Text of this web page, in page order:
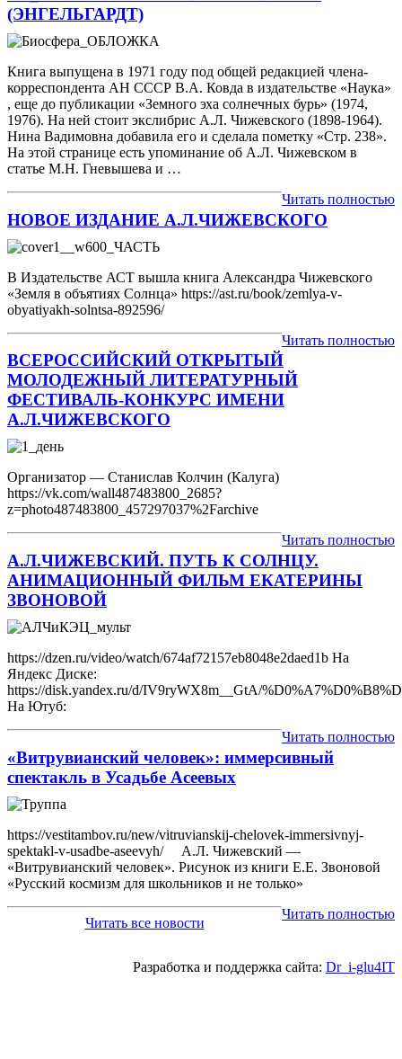
(ЭНГЕЛЬГАРДТ)
Книга выпущена в 1971 году под общей редакцией члена-
корреспондента АН СССР В.А. Ковда в издательстве «Наука»
, еще до публикации «Земного эха солнечных бурь» (1974,
1976). На ней стоит экслибрис А.Л. Чижевского (1898-1964).
Нина Вадимовна добавила его и сделала пометку «Стр. 238».
На этой странице есть упоминание об А.Л. Чижевском в
статье М.Н. Гневышева и …
Читать полностью
НОВОЕ ИЗДАНИЕ А.Л.ЧИЖЕВСКОГО
В Издательстве АСТ вышла книга Александра Чижевского
«Земля в объятиях Солнца» https://ast.ru/book/zemlya-v-
obyatiyakh-solntsa-892596/
Читать полностью
ВСЕРОССИЙСКИЙ ОТКРЫТЫЙ
МОЛОДЕЖНЫЙ ЛИТЕРАТУРНЫЙ
ФЕСТИВАЛЬ-КОНКУРС ИМЕНИ
А.Л.ЧИЖЕВСКОГО
Организатор — Станислав Колчин (Калуга)
https://vk.com/wall487483800_2685?
z=photo487483800_457297037%2Farchive
Читать полностью
А.Л.ЧИЖЕВСКИЙ. ПУТЬ К СОЛНЦУ.
АНИМАЦИОННЫЙ ФИЛЬМ ЕКАТЕРИНЫ
ЗВОНОВОЙ
https://dzen.ru/video/watch/674af72157eb8048e2daed1b На
Яндекс Диске:
https://disk.yandex.ru/d/IV9ryWX8m__GtA/
На Ютуб:
Читать полностью
«Витрувианский человек»: иммерсивный
спектакль в Усадьбе Асеевых
https://vestitambov.ru/new/vitruvianskij-chelovek-immersivnyj-
spektakl-v-usadbe-aseevyh/ А.Л. Чижевский —
«Витрувианский человек». Рисунок из книги Е.Е. Звоновой
«Русский космизм для школьников и не только»
Читать полностью
Читать все новости
Разработка и поддержка сайта: Dr_i-glu4IT